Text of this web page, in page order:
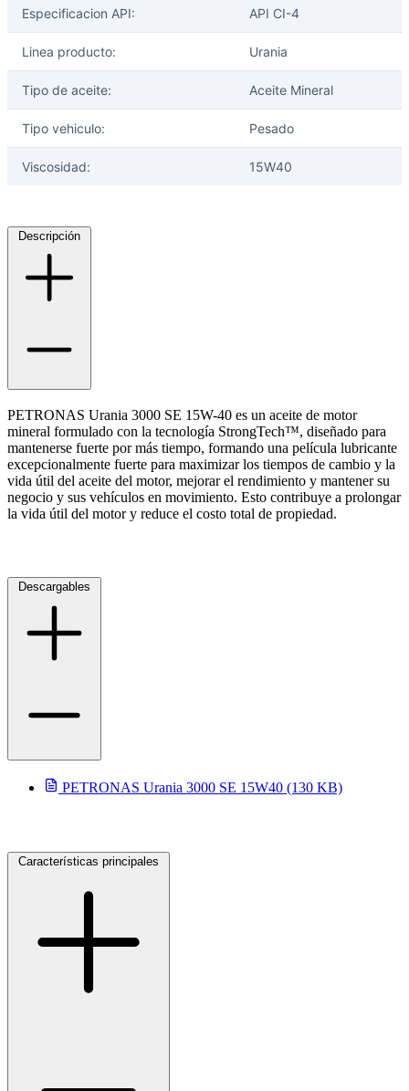
Inicio
Sobre nosotros
Talleres
Sucursales
Seguimiento de pedidos
¿Quieres trabajar en Antumalal?
Regístrate como Mayorista
Especificacion API: API CI-4
Linea producto: Urania
Tipo de aceite: Aceite Mineral
Tipo vehiculo: Pesado
Viscosidad: 15W40
Descripción
PETRONAS Urania 3000 SE 15W-40 es un aceite de motor
mineral formulado con la tecnología StrongTech™, diseñado para
mantenerse fuerte por más tiempo, formando una película lubricante
excepcionalmente fuerte para maximizar los tiempos de cambio y la
vida útil del aceite del motor, mejorar el rendimiento y mantener su
negocio y sus vehículos en movimiento. Esto contribuye a prolongar
la vida útil del motor y reduce el costo total de propiedad.
Descargables
PETRONAS Urania 3000 SE 15W40 (130 KB)
Características principales